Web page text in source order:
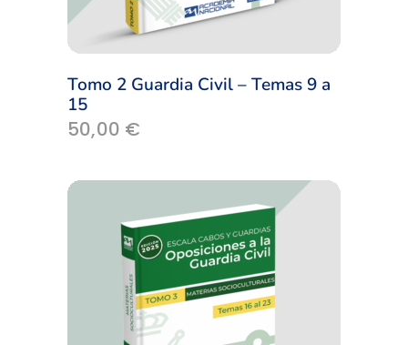
Tomo 2 Guardia Civil – Temas 9 a
15
50,00 €